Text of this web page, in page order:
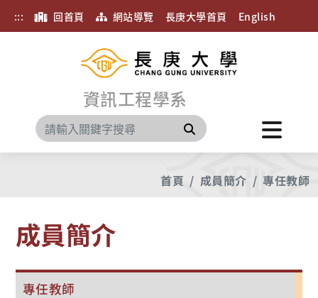
::: 回首頁 網站導覽 長庚大學首頁 English
資訊工程學系
搜尋
首頁 成員簡介 專任教師
成員簡介
專任教師